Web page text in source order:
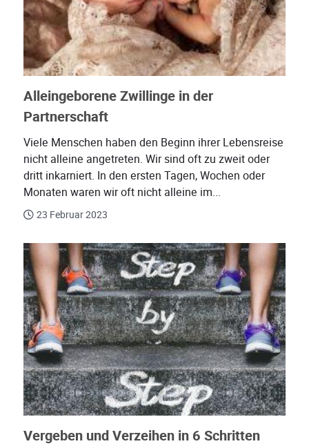
Alleingeborene Zwillinge in der
Partnerschaft
Viele Menschen haben den Beginn ihrer Lebensreise
nicht alleine angetreten. Wir sind oft zu zweit oder
dritt inkarniert. In den ersten Tagen, Wochen oder
Monaten waren wir oft nicht alleine im...
23 Februar 2023
Vergeben und Verzeihen in 6 Schritten